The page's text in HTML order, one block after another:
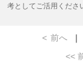
考としてご活用くださ
< 前へ ｜
<<